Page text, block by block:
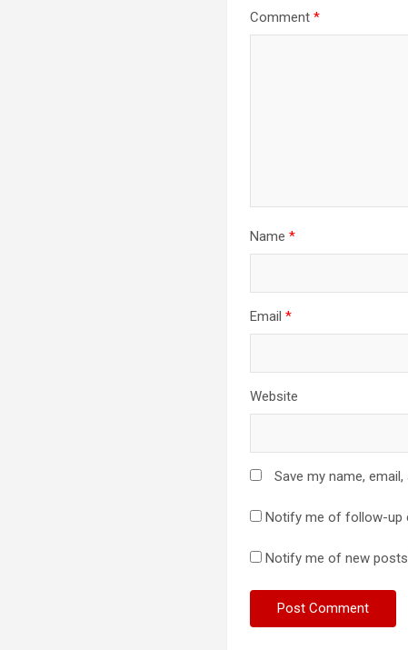
Comment*
Name*
Email*
Website
Save my name,
Notify me of follow-up
Notify me of new posts